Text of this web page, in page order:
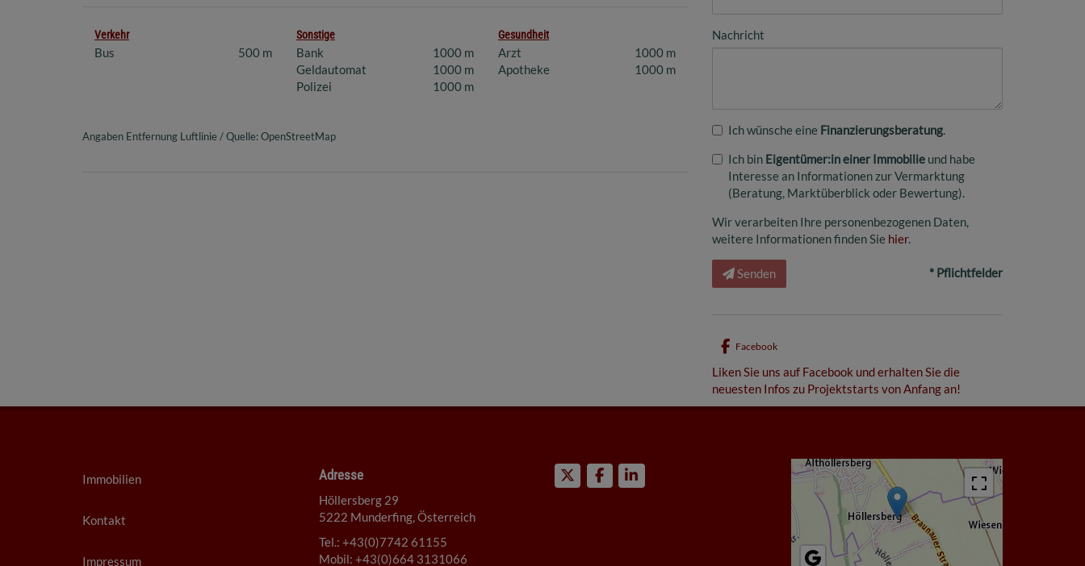
Verkehr
Bus 500 m
Sonstige
Bank
1000 m
Geldautomat
1000 m
Polizei
1000 m
Gesundheit
Arzt
1000 m
Apotheke
1000 m
Angaben Entfernung Luftlinie / Quelle: OpenStreetMap
Nachricht
Ich wünsche eine Finanzierungsberatung
Ich bin Eigentümer:in einer Immobilie und habe
Interesse an Informationen zur Vermarktung
(Beratung, Marktüberblick oder Bewertung).
Wir verarbeiten Ihre personenbezogenen Daten,
weitere Informationen finden Sie hier.
Senden * Pflichtfelder
Facebook
Liken Sie uns auf Facebook und erhalten Sie die
neuesten Infos zu Projektstarts von Anfang an!
Immobilien
Kontakt
Impressum
Adresse
Höllersberg 29
5222 Munderfing, Österreich
Tel.: +43(0)7742 61155
Mobil: +43(0)664 3131066